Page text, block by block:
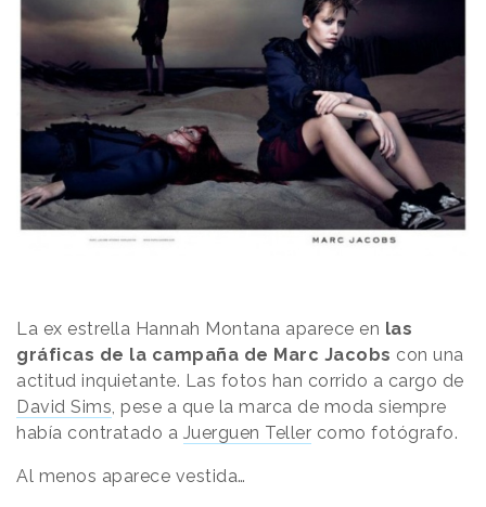
La ex estrella Hannah Montana aparece en las
gráficas de la campaña de Marc Jacobs con una
actitud inquietante. Las fotos han corrido a cargo de
David Sims , pese a que la marca de moda siempre
había contratado a Juerguen Teller como fotógrafo.
Al menos aparece vestida…